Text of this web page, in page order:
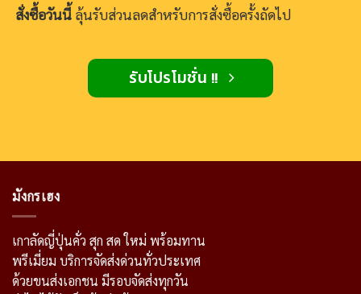
สั่งซื้อวันนี้ ลุ้นรับส่วนลดสำหรับการสั่งซื้อครั้งถัดไป
รับโปรโมชั่น !!
มังกรเฮง
เกาลัดญี่ปุ่นคั่ว สุก สด ใหม่ พร้อมทาน
พรีเมี่ยม บริการจัดส่งด่วนทั่วประเทศ
ด้วยขนส่งเอกชน มีรอบจัดส่งทุกวัน